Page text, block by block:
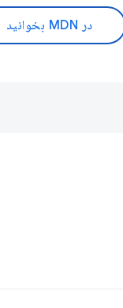
در MDN بخوانید